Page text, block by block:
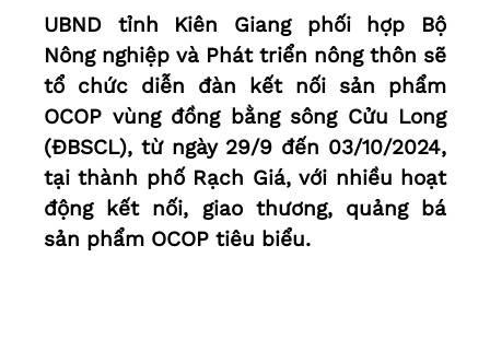
UBND tỉnh Kiên Giang phối hợp Bộ
Nông nghiệp và Phát triển nông thôn sẽ
tổ chức diễn đàn kết nối sản phẩm
OCOP vùng đồng bằng sông Cửu Long
(ĐBSCL), từ ngày 29/9 đến 03/10/2024,
tại thành phố Rạch Giá, với nhiều hoạt
động kết nối, giao thương, quảng bá
sản phẩm OCOP tiêu biểu.